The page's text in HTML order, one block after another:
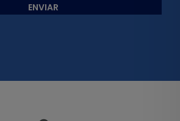
ENVIAR